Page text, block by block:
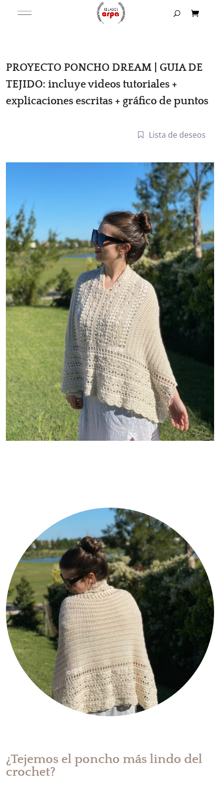
PROYECTO PONCHO DREAM | GUIA DE
TEJIDO: incluye videos tutoriales +
explicaciones escritas + gráfico de puntos
Lista de deseos
¿Tejemos el poncho más lindo del
crochet?